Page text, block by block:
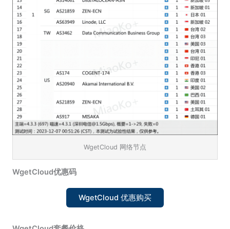
WgetCloud 网络节点
WgetCloud优惠码
WgetCloud 优惠购买